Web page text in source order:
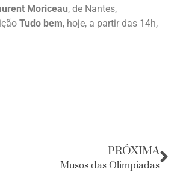
Moriceau, de Nantes,
Tudo bem, hoje, a partir das 14h,
PRÓXIMA
Musos das Olimpiadas